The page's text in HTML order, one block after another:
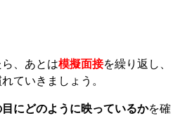
、あとは模擬面接を繰り返し、
ていきましょう。
にどのように映っているかを確